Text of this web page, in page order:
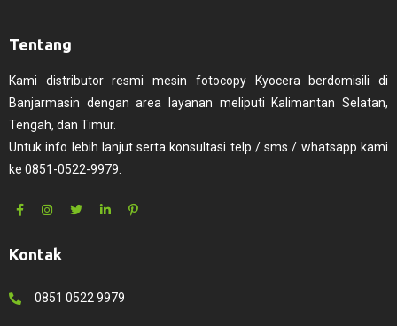
Tentang
Kami distributor resmi mesin fotocopy Kyocera berdomisili di
Banjarmasin dengan area layanan meliputi Kalimantan Selatan,
Tengah, dan Timur.
Untuk info lebih lanjut serta konsultasi telp / sms / whatsapp kami
ke 0851-0522-9979.
Kontak
0851 0522 9979